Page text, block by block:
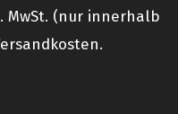
MwSt. (nur innerhalb